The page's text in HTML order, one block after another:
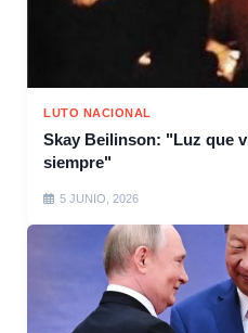
LUTO NACIONAL
Skay Beilinson: "Luz que
siempre"
5 JUNIO, 2026